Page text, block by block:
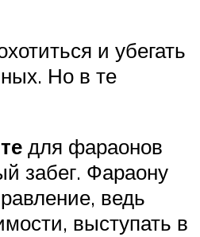
и убегать
Но в те
для фараонов
забег. Фараону
ведь
выступать в